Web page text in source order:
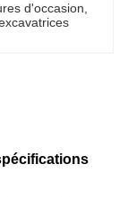
d'occasion